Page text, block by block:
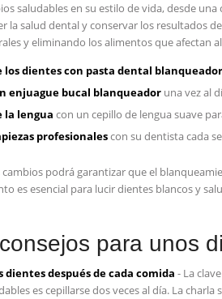
saludables en su estilo de vida,‍ desde
la salud dental ⁢y conservar los resultados
y‌ eliminando los alimentos que afectan
los dientes con pasta ‍dental
enjuague bucal blanqueador una ‌vez al
la lengua ‍con un cepillo de lengua suave
profesionalescon⁢ su dentista cada
cambios podrá‌ garantizar que el
​es esencial para lucir dientes blancos‌ y
⁣para unos
dientes ‍después de cada⁣ comida ⁢- La
es‌ cepillarse dos veces al día. La